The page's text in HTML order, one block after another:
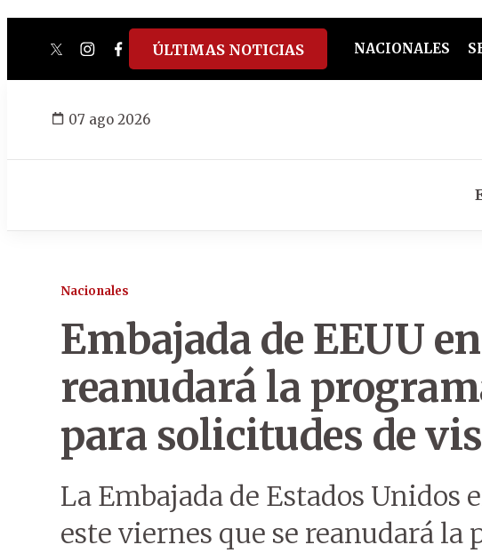
twitterinstagram
facebook
tiktokyoutube
spotify
ÚLTIMAS NOTICIAS NACIONALES
07 ago 2026
Nacionales
Embajada de EEUU
reanudará la
para solicitudes de
La Embajada de Estados
este viernes que se reanudará la